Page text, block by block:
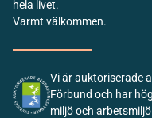
hela livet.
Varmt välkommen.
Vi är auktoriserade
Förbund och har
miljö och